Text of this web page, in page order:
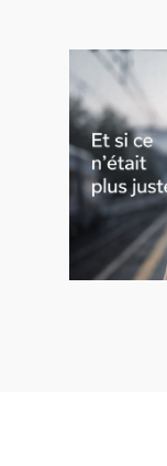
Alternative: